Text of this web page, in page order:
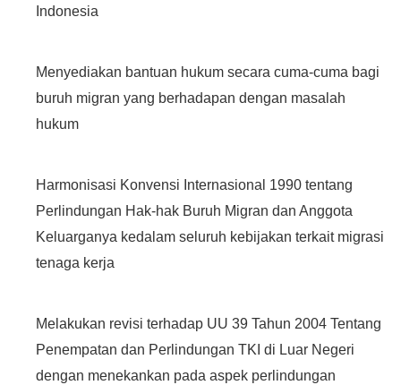
Indonesia
Menyediakan bantuan hukum secara cuma-cuma bagi
buruh migran yang berhadapan dengan masalah
hukum
Harmonisasi Konvensi Internasional 1990 tentang
Perlindungan Hak-hak Buruh Migran dan Anggota
Keluarganya kedalam seluruh kebijakan terkait migrasi
tenaga kerja
Melakukan revisi terhadap UU 39 Tahun 2004 Tentang
Penempatan dan Perlindungan TKI di Luar Negeri
dengan menekankan pada aspek perlindungan